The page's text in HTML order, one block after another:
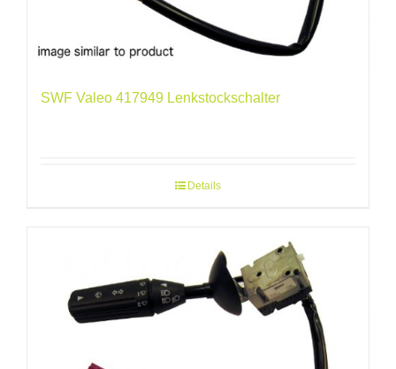
SWF Valeo 417949 Lenkstockschalter
Details